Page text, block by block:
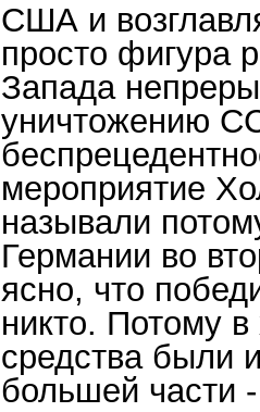
США и
просто фигура
Запада
уничтожению
мероприятие
называли
Германии во
ясно, что
никто. Потому
средства были
большей части